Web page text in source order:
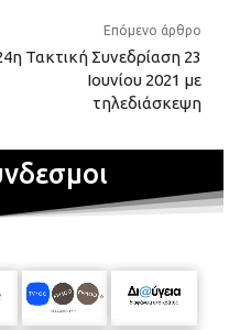
Επόμενο άρθρο
Τακτική Συνεδρίαση 23
Ιουνίου 2021 με
τηλεδιάσκεψη